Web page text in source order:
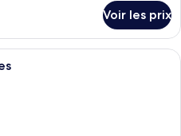
Voir les prix
Une chambre d’hôtel avec deux